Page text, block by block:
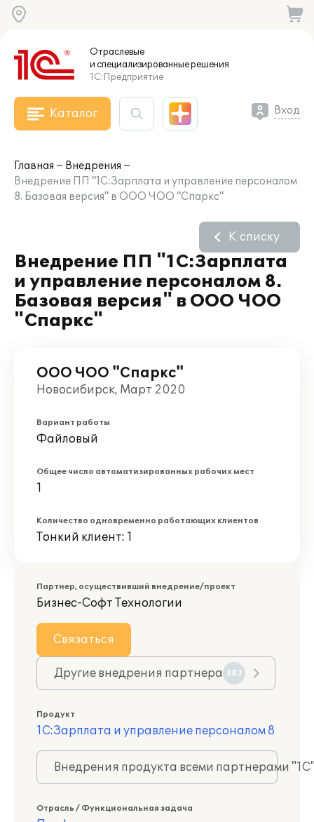
Отраслевые
и специализированныерешения
1С:Предприятие
Каталог Вход
Главная
Внедрения
Внедрение ПП "1С:Зарплата и управление персоналом
8. Базовая версия" в ООО ЧОО "Спаркс"
Внедрение ПП "1С:Зарплата
и управление персоналом 8.
Базовая версия" в ООО ЧОО
"Спаркс"
К списку
ООО ЧОО "Спаркс"
Новосибирск, Март 2020
Вариант работы
Файловый
Общее число автоматизированных рабочих мест
1
Количество одновременно работающих клиентов
Тонкий клиент: 1
Партнер, осуществивший внедрение/проект
Бизнес-Софт Технологии
Связаться
Другие внедрения партнера 383
Продукт
1С:Зарплата и управление персоналом 8
Внедрения продукта всеми партнерами
Отрасль / Функциональная задача